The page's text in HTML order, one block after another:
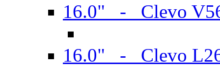
16.0" - Clevo
16.0" - Clevo